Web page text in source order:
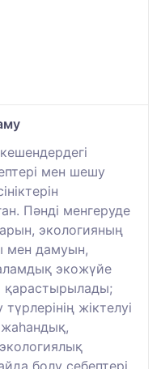
мен шешу
Пәнді менгеруде
экологияның
мен дамуын,
экожүйе
қарастырылады;
жіктелуі
жаһандық,
болу себептері